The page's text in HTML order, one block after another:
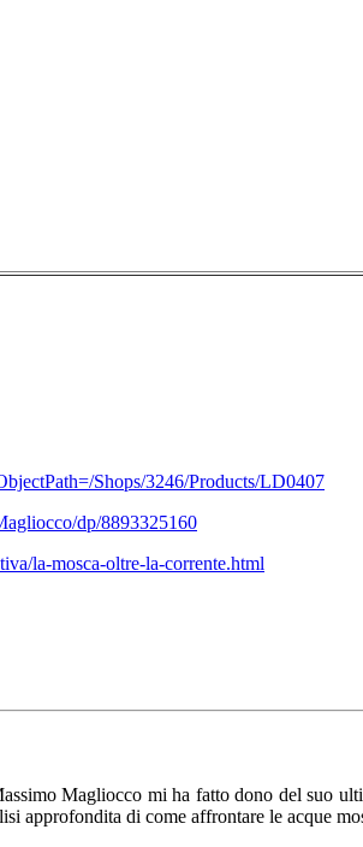
Shops/3246/Products/LD0407
dp/8893325160
la-mosca-oltre-la-corrente.html
Magliocco mi ha fatto dono del suo
approfondita di come affrontare le acque